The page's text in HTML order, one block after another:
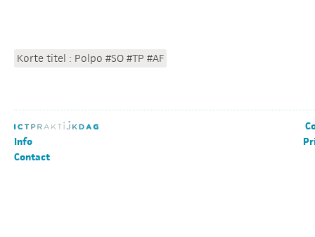
Korte titel : Polpo #SO #TP #AF
Info
Contact